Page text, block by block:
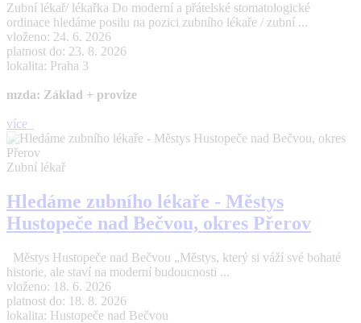
Zubní lékař/ lékařka Do moderní a přátelské stomatologické
ordinace hledáme posilu na pozici zubního lékaře / zubní ...
vloženo: 24. 6. 2026
platnost do: 23. 8. 2026
lokalita: Praha 3
mzda: Základ + provize
více
Zubní lékař
Hledáme zubního lékaře - Městys
Hustopeče nad Bečvou, okres Přerov
Městys Hustopeče nad Bečvou „Městys, který si váží své bohaté
historie, ale staví na moderní budoucnosti ...
vloženo: 18. 6. 2026
platnost do: 18. 8. 2026
lokalita: Hustopeče nad Bečvou